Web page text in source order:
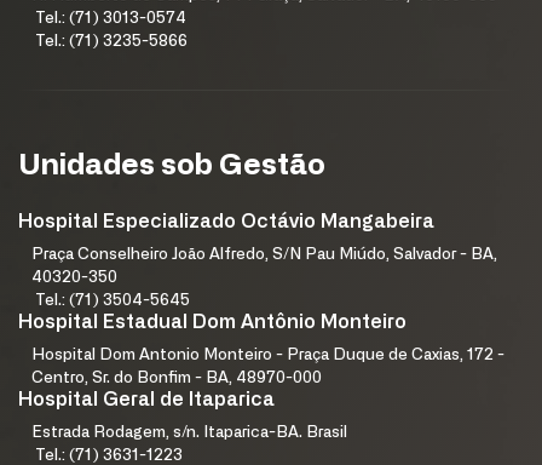
Tel.: (71) 3013-0574
Tel.: (71) 3235-5866
Unidades sob Gestão
Hospital Especializado Octávio Mangabeira
Praça Conselheiro João Alfredo, S/N Pau Miúdo, Salvador - BA,
40320-350
Tel.: (71) 3504-5645
Hospital Estadual Dom Antônio Monteiro
Hospital Dom Antonio Monteiro - Praça Duque de Caxias, 172 -
Centro, Sr. do Bonfim - BA, 48970-000
Hospital Geral de Itaparica
Estrada Rodagem, s/n. Itaparica-BA. Brasil
Tel.: (71) 3631-1223